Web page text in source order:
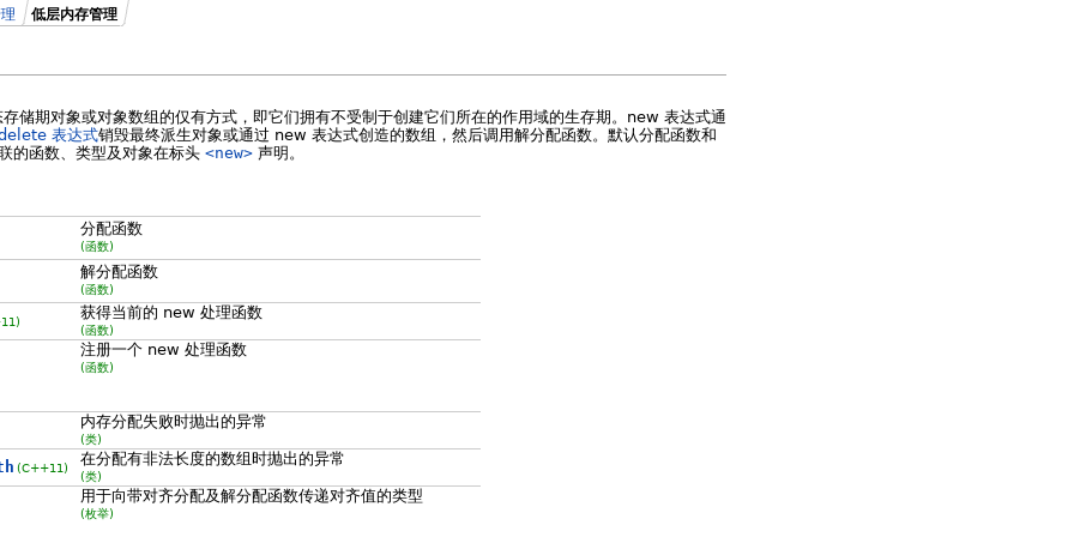
低层内存管理
储期对象或对象数组的仅有方式，即它们拥有不受制于创建它们所在的作用域的生存期。new 表达式通
表达式销毁最终派生对象或通过 new 表达式创造的数组，然后调用解分配函数。默认分配函数和
的函数、类型及对象在标头 <new> 声明。
分配函数
(函数)
解分配函数
(函数)
获得当前的 new 处理函数
(函数)
注册一个 new 处理函数
(函数)
内存分配失败时抛出的异常
(类)
(C++11) 在分配有非法长度的数组时抛出的异常
(类)
用于向带对齐分配及解分配函数传递对齐值的类型
(枚举)